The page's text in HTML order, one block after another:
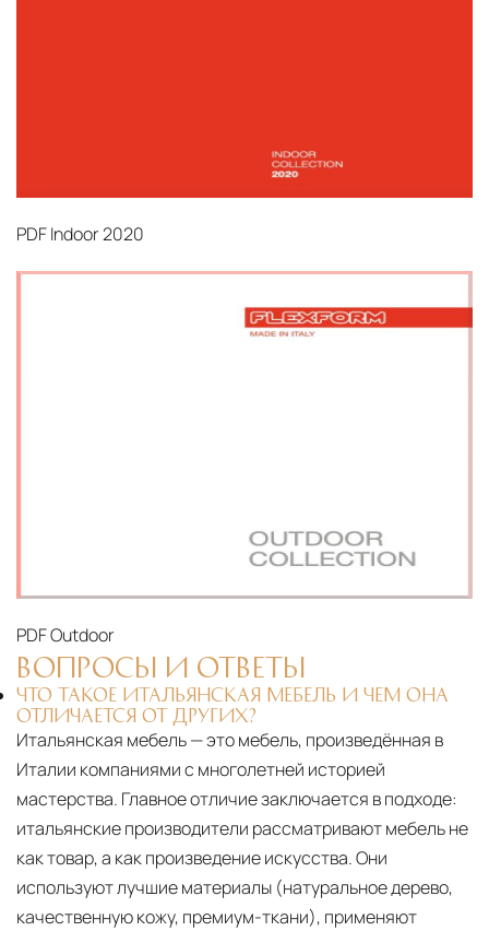
PDFIndoor 2020
PDFOutdoor
ВОПРОСЫ И ОТВЕТЫ
ЧТО ТАКОЕ ИТАЛЬЯНСКАЯ МЕБЕЛЬ И ЧЕМ ОНА
ОТЛИЧАЕТСЯ ОТ ДРУГИХ?
Итальянская мебель — это мебель, произведённая в
Италии компаниями с многолетней историей
мастерства. Главное отличие заключается в подходе:
итальянские производители рассматривают мебель не
как товар, а как произведение искусства. Они
используют лучшие материалы (натуральное дерево,
качественную кожу, премиум-ткани), применяют